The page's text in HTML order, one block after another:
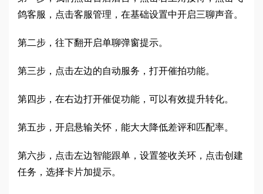
鸽客服，点击客服管理，在基础设置中开启三聊声音。
第二步，往下翻开启单聊弹窗提示。
第三步，点击左边的自动服务，打开催拍功能。
第四步，在右边打开催促功能，可以有效提升转化。
第五步，开启悬输关怀，能大大降低差评和匹配率。
第六步，点击左边智能跟单，设置签收关环，点击创建
任务，选择卡片加提示。